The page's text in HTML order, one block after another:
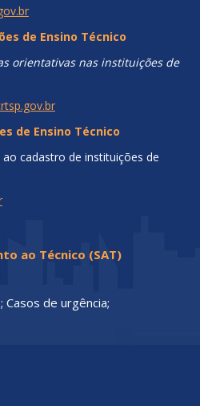
de Ensino Técnico
orientativas nas instituições de
de Ensino Técnico
cadastro de instituições de
ao Técnico (SAT)
Casos de urgência;